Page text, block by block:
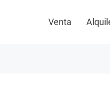
Venta